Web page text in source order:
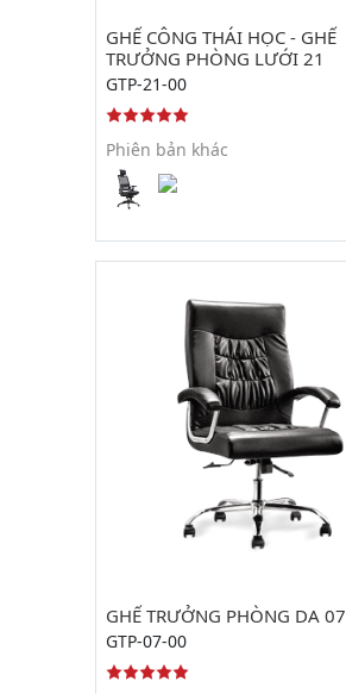
GHẾ CÔNG THÁI HỌC - GHẾ
TRƯỞNG PHÒNG LƯỚI 21
GTP-21-00
Phiên bản khác
GHẾ TRƯỞNG PHÒNG DA 07
GTP-07-00